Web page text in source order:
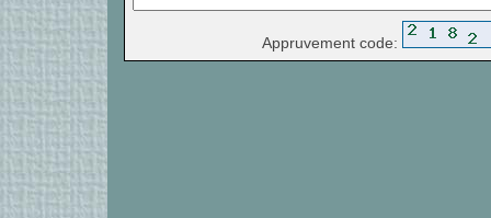
Appruvement code: